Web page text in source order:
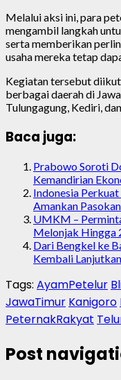
Melalui aksi ini, para
mengambil langkah
serta memberikan
usaha mereka tetap
Kegiatan tersebut
berbagai daerah di
Tulungagung, Kediri,
Baca juga:
Prabowo Soroti
Kemandirian
Indonesia
Amankan
UMKM –
Melonjak Hingga
Dari Bengkel ke
Kembali
Tags: AyamPetelur
JawaTimur Kanigoro
PeternakRakyat
Post